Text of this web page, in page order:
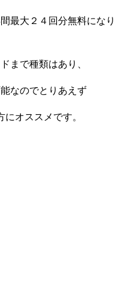
最大２４回分無料になり
まで種類はあり、
なのでとりあえず
オススメです。